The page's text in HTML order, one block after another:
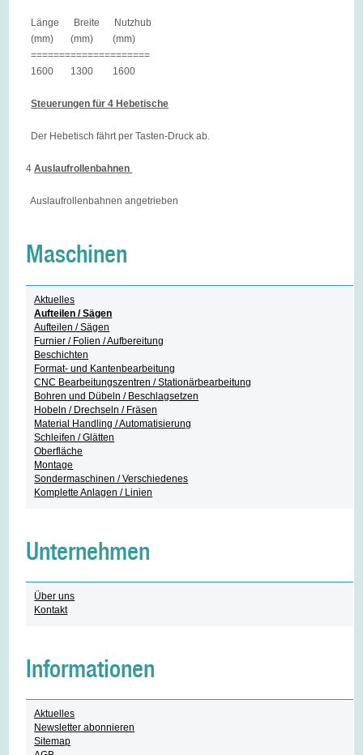
Länge Breite Nutzhub
(mm) (mm) (mm)
=====================
1600 1300 1600
Steuerungen für 4 Hebetische
Der Hebetisch fährt per Tasten-Druck ab.
4Auslaufrollenbahnen
Auslaufrollenbahnen angetrieben
Maschinen
Aktuelles
Aufteilen / Sägen
Aufteilen / Sägen
Furnier / Folien / Aufbereitung
Beschichten
Format- und Kantenbearbeitung
CNC Bearbeitungszentren / Stationärbearbeitung
Bohren und Dübeln / Beschlagsetzen
Hobeln / Drechseln / Fräsen
Material Handling / Automatisierung
Schleifen / Glätten
Oberfläche
Montage
Sondermaschinen / Verschiedenes
Komplette Anlagen / Linien
Unternehmen
Über uns
Kontakt
Informationen
Aktuelles
Newsletter abonnieren
Sitemap